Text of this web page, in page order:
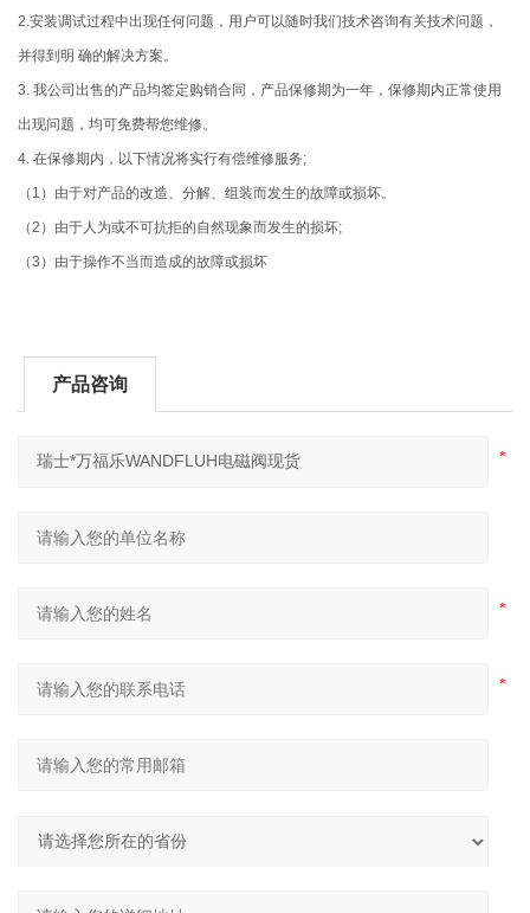
2.安装调试过程中出现任何问题，用户可以随时我们技术咨询有关技术问题，
并得到明 确的解决方案。
3. 我公司出售的产品均签定购销合同，产品保修期为一年，保修期内正常使用
出现问题，均可免费帮您维修。
4. 在保修期内，以下情况将实行有偿维修服务;
（1）由于对产品的改造、分解、组装而发生的故障或损坏。
（2）由于人为或不可抗拒的自然现象而发生的损坏;
（3）由于操作不当而造成的故障或损坏
产品咨询